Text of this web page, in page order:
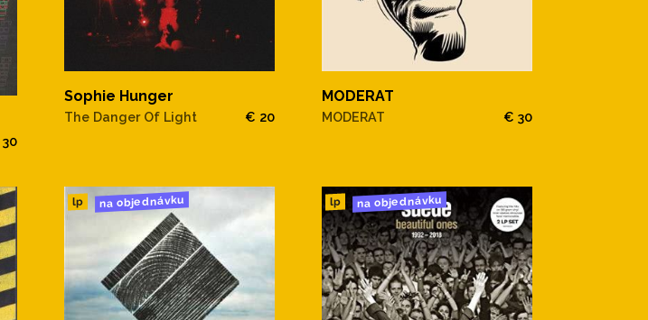
Sophie Hunger
The Danger Of Light € 20
MODERAT
MODERAT € 30
lp na objednávku lp na objednávku